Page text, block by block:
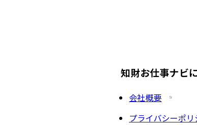
知財お仕事ナビ
会社概要
プライバシーポリ